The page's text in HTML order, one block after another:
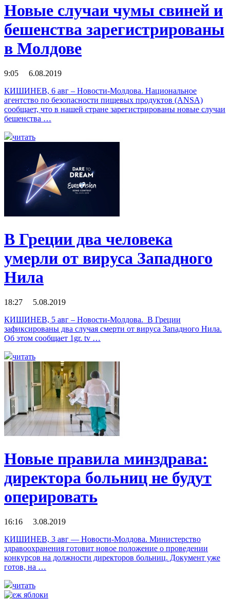
Новые случаи чумы свиней и
бешенства зарегистрированы
в Молдове
9:05 6.08.2019
КИШИНЕВ, 6 авг – Новости-Молдова. Национальное
агентство по безопасности пищевых продуктов (ANSA)
сообщает, что в нашей стране зарегистрированы новые случаи
бешенства …
читать
В Греции два человека
умерли от вируса Западного
Нила
18:27 5.08.2019
КИШИНЕВ, 5 авг – Новости-Молдова. В Греции
зафиксированы два случая смерти от вируса Западного Нила.
Об этом сообщает 1gr. tv …
читать
Новые правила минздрава:
директора больниц не будут
оперировать
16:16 3.08.2019
КИШИНЕВ, 3 авг — Новости-Молдова. Министерство
здравоохранения готовит новое положение о проведении
конкурсов на должности директоров больниц. Документ уже
готов, на …
читать